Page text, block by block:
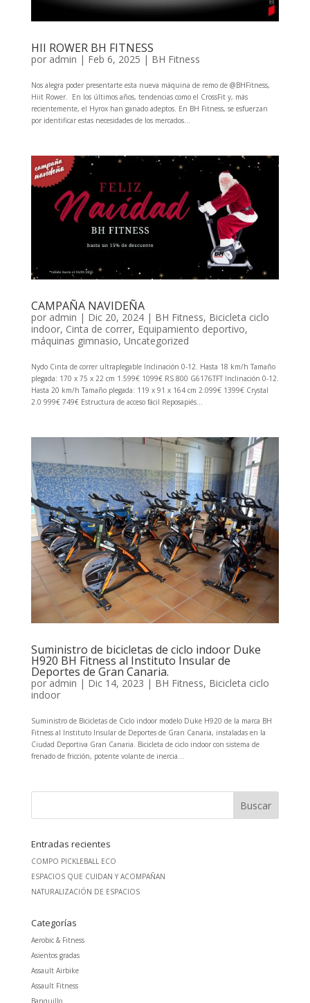
HII ROWER BH FITNESS
por admin | Feb 6, 2025 | BH Fitness
Nos alegra poder presentarte esta nueva máquina de remo de @BHFitness,
Hiit Rower. En los últimos años, tendencias como el CrossFit y, más
recientemente, el Hyrox han ganado adeptos. En BH Fitness, se esfuerzan
por identificar estas necesidades de los mercados...
CAMPAÑA NAVIDEÑA
por admin | Dic 20, 2024| BH Fitness, Bicicleta ciclo
indoor, Cinta de correr, Equipamiento deportivo,
máquinas gimnasio, Uncategorized
Nydo Cinta de correr ultraplegable Inclinación 0-12. Hasta 18 km/h Tamaño
plegada: 170 x 75 x 22 cm 1.599€ 1099€ RS 800 G6176TFT Inclinación 0-12.
Hasta 20 km/h Tamaño plegada: 119 x 91 x 164 cm 2.099€ 1399€ Crystal
2.0 999€ 749€ Estructura de acceso fácil Reposapiés...
Suministro de bicicletas de ciclo indoor Duke
H920 BH Fitness al Instituto Insular de
Deportes de Gran Canaria.
poradmin | Dic 14, 2023 | BH Fitness, Bicicleta ciclo
indoor
Suministro de Bicicletas de Ciclo indoor modelo Duke H920 de la marca BH
Fitness al Instituto Insular de Deportes de Gran Canaria, instaladas en la
Ciudad Deportiva Gran Canaria. Bicicleta de ciclo indoor con sistema de
frenado de fricción, potente volante de inercia...
Entradas recientes
COMPO PICKLEBALL ECO
ESPACIOS QUE CUIDAN Y ACOMPAÑAN
NATURALIZACIÓN DE ESPACIOS
Categorías
Aerobic & Fitness
Asientos gradas
Assault Airbike
Assault Fitness
Banquillo